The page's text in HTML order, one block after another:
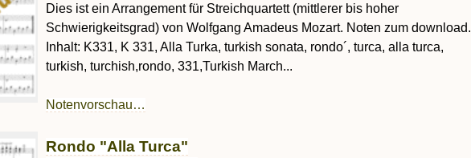
Dies ist ein Arrangement für Streichquartett (mittlerer bis hoher
Schwierigkeitsgrad) von Wolfgang Amadeus Mozart. Noten zum download.
Inhalt: K331, K 331, Alla Turka, turkish sonata, rondo´, turca, alla turca,
turkish, turchish,rondo, 331,Turkish March...
Notenvorschau…
Rondo "Alla Turca"